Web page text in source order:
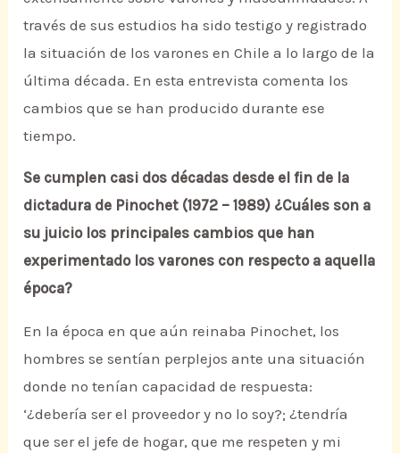
través de sus estudios ha sido testigo y registrado
la situación de los varones en Chile a lo largo de la
última década. En esta entrevista comenta los
cambios que se han producido durante ese
tiempo.
Se cumplen casi dos décadas desde el fin de la
dictadura de Pinochet (1972 – 1989) ¿Cuáles son a
su juicio los principales cambios que han
experimentado los varones con respecto a aquella
época?
En la época en que aún reinaba Pinochet, los
hombres se sentían perplejos ante una situación
donde no tenían capacidad de respuesta:
‘¿debería ser el proveedor y no lo soy?; ¿tendría
que ser el jefe de hogar, que me respeten y mi